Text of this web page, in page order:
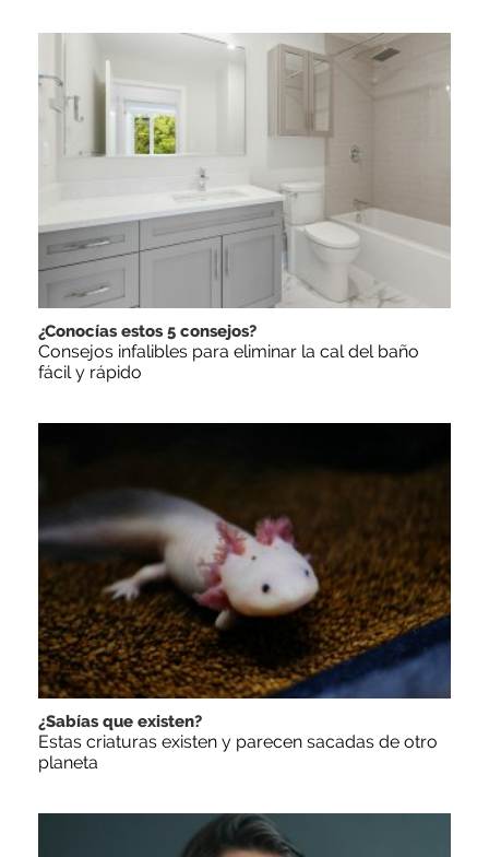
¿Conocías estos 5 consejos?
Consejos infalibles para eliminar la cal del baño
fácil y rápido
¿Sabías que existen?
Estas criaturas existen y parecen sacadas de otro
planeta